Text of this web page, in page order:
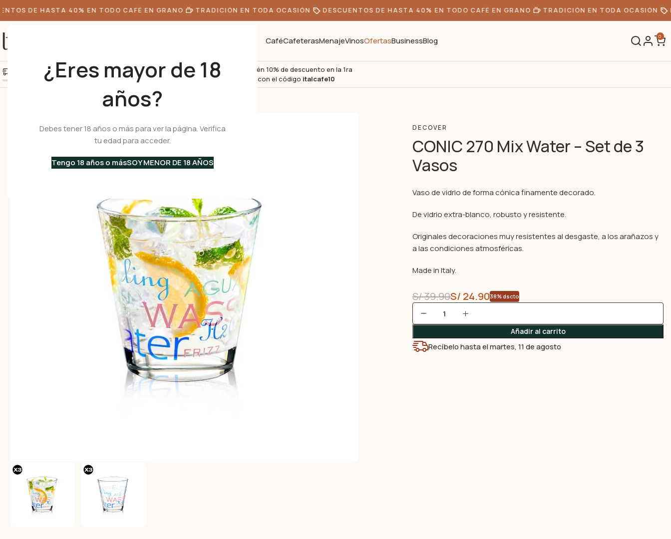
¿Eres mayor de 18
años?
Debes tener 18 años o más para ver la página. Verifica
tu edad para acceder.
Tengo 18 años o másSOY MENOR DE 18 AÑOS
DE HASTA 40% EN TODO CAFÉ EN GRANO TRADICIÓN EN TODA OCASIÓN DESCUENTOS DE HASTA 40% EN TODO CAFÉ EN GRANO TRADICIÓN EN TODA OCASIÓN
CaféCafeterasMenajeVinosOfertasBusinessBlog 0
Agrega S/300.00 más y obtén envío gratis +10k de clientes felices
Obtén 10% de descuento en la 1ra
compra con el código italcafe10
CONIC 270 Mix Water – Set de 3 Vasos
DECOVER
CONIC 270 Mix Water – Set de 3
Vasos
Vaso de vidrio de forma cónica finamente decorado.
De vidrio extra-blanco, robusto y resistente.
Originales decoraciones muy resistentes al desgaste, a los arañazos y
a las condiciones atmosféricas.
Made in Italy.
S/39.90S/ 24.9038% dscto
Añadir al carrito
Recíbelo hasta el martes, 11 de agosto